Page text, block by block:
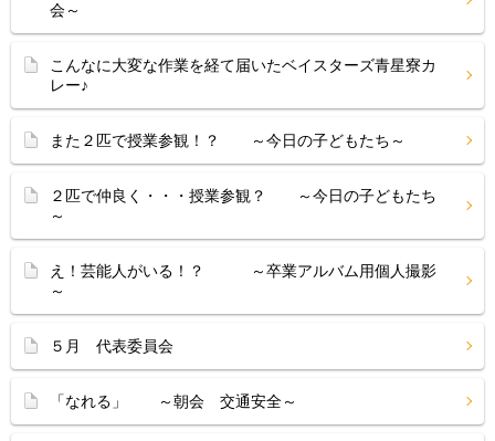
会～
こんなに大変な作業を経て届いたベイスターズ青星寮カ
レー♪
また２匹で授業参観！？ ～今日の子どもたち～
２匹で仲良く・・・授業参観？ ～今日の子どもたち
～
え！芸能人がいる！？ ～卒業アルバム用個人撮影
～
５月 代表委員会
「なれる」 ～朝会 交通安全～